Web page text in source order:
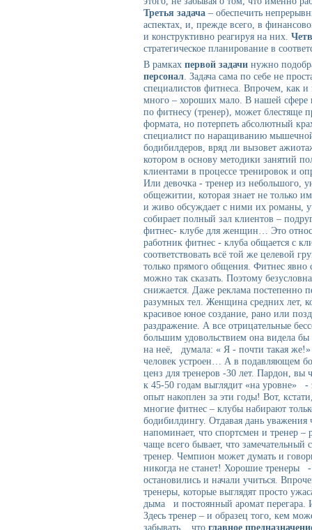
Третья задача – обеспечить
аспектах, и, прежде всего, в
и конструктивно реагируя на них.
стратегическое планирование в
В рамках первой задачи нужно
персонал . Задача сама по себе не
специалистов фитнеса. Впрочем, как
много – хороших мало. В нашей сфере
по фитнесу (тренер), может блестяще
формата, но потерпеть абсолютный
специалист по наращиванию
бодибилдеров, вряд ли вызовет
котором в основу методики занятий
клиентами в процессе тренировок и
Или девочка - тренер из небольшого,
общежитии, которая знает не только
и живо обсуждает с ними их романы,
собирает полный зал клиентов –
фитнес- клубе для женщин… Это
работник фитнес - клуба общается с
соответствовать всё той же целевой
только прямого общения. Фитнес явно
можно так сказать. Поэтому
снижается. Даже реклама постепенно
разумных тел. Женщина средних лет,
красивое юное создание, рано или
раздражение. А все отрицательные
большим удовольствием она видела бы
на неё, думала: « Я - почти такая
человек устроен… А в подавляющем
ценз для тренеров -30 лет. Пардон, вы
к 45-50 годам выглядит «на уровне» -
опыт накоплен за эти годы! Вот,
многие фитнес – клубы набирают
бодибилдингу. Отдавая дань
напоминает, что спортсмен и тренер
чаще всего бывает, что замечательный
тренер. Чемпион может думать и
никогда не станет! Хорошие тренеры
остановились и начали учиться.
тренеры, которые выглядят просто
дыма и постоянный аромат
Здесь тренер – и образец того, кем
забывать, что главное